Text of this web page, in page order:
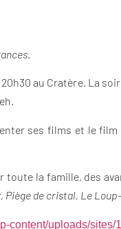
.
au Cratère. La
ses films et le
toute la famille, des
Piège de cristal, Le
content/uploads/